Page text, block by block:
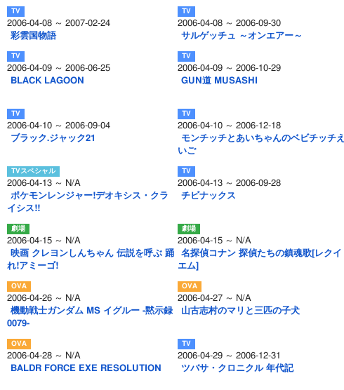
2006-04-08 ～ 2007-02-24
彩雲国物語
2006-04-08 ～ 2006-09-30
サルゲッチュ ～オンエアー～
2006-04-09 ～ 2006-06-25
BLACK LAGOON
2006-04-09 ～ 2006-10-29
GUN道 MUSASHI
2006-04-10 ～ 2006-09-04
ブラック.ジャック21
2006-04-10 ～ 2006-12-18
モンチッチとあいちゃんのベビチッチえ
いご
2006-04-13 ～ N/A
ポケモンレンジャー!デオキシス・クラ
イシス!!
2006-04-13 ～ 2006-09-28
チビナックス
2006-04-15 ～ N/A
映画 クレヨンしんちゃん 伝説を呼ぶ 踊
れ!アミーゴ!
2006-04-15 ～ N/A
名探偵コナン 探偵たちの鎮魂歌[レクイ
エム]
2006-04-26 ～ N/A
機動戦士ガンダム MS イグルー -黙示録
0079-
2006-04-27 ～ N/A
山古志村のマリと三匹の子犬
2006-04-28 ～ N/A
BALDR FORCE EXE RESOLUTION
2006-04-29 ～ 2006-12-31
ツバサ・クロニクル 年代記